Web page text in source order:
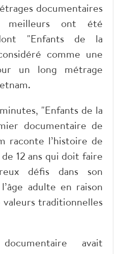
documentaires
meilleurs ont été
"Enfants de la
comme une
un long métrage
"Enfants de la
documentaire de
raconte l’histoire de
12 ans qui doit faire
défis dans son
adulte en raison
traditionnelles
avait